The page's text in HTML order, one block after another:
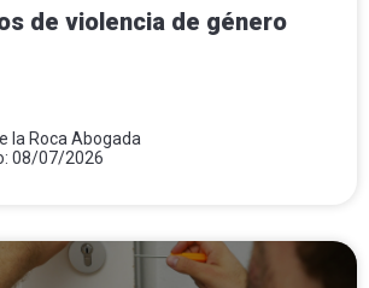
de violencia de género
la Roca Abogada
08/07/2026